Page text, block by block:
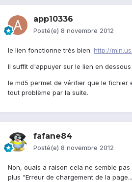
app10336
Posté(e) 8 novembre 2012
le lien fonctionne très bien: http://
Il suffit d'appuyer sur le lien en
le md5 permet de vérifier que le fichier
tout problème par la suite.
fafane84
Posté(e) 8 novembre 2012
Non, ouais a raison cela ne semble
plus "Erreur de chargement de la